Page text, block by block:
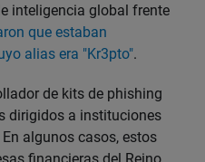
inteligencia global frente
que estaban
alias era "Kr3pto".
de kits de phishing
dirigidos a instituciones
algunos casos, estos